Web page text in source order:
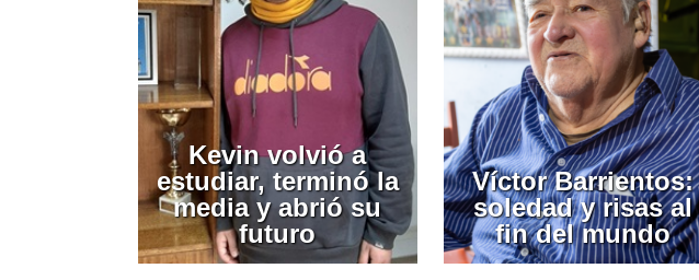
Kevin volvió a
estudiar, terminó la
media y abrió su
futuro
Víctor Barrientos:
soledad y risas al
fin del mundo